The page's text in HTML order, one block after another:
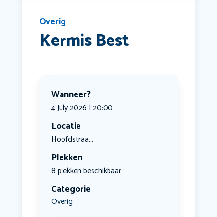
Overig
Kermis Best
Wanneer?
4 July 2026 | 20:00
Locatie
Hoofdstraa...
Plekken
8 plekken beschikbaar
Categorie
Overig